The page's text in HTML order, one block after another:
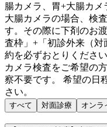
腸カメラ、胃+大腸カメ
大腸カメラの場合、検
す。その際に下剤のお
査枠」+「初診外来（
約を必ずおとりくださ
カメラ検査をご希望の
察不要です。 希望の日
さい。
すべて 対面診療 オンラ